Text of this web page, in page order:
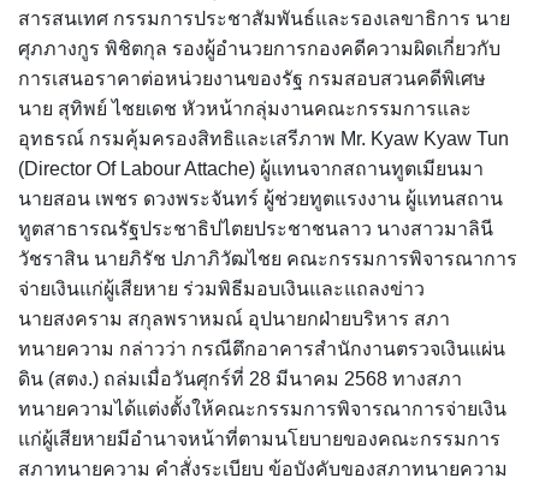
สารสนเทศ กรรมการประชาสัมพันธ์และรองเลขาธิการ นาย
ศุภภางกูร พิชิตกุล รองผู้อำนวยการกองคดีความผิดเกี่ยวกับ
การเสนอราคาต่อหน่วยงานของรัฐ กรมสอบสวนคดีพิเศษ
นาย สุทิพย์ ไชยเดช หัวหน้ากลุ่มงานคณะกรรมการและ
อุทธรณ์ กรมคุ้มครองสิทธิและเสรีภาพ Mr. Kyaw Kyaw Tun
(Director Of Labour Attache) ผู้แทนจากสถานทูตเมียนมา
นายสอน เพชร ดวงพระจันทร์ ผู้ช่วยทูตแรงงาน ผู้แทนสถาน
ทูตสาธารณรัฐประชาธิปไตยประชาชนลาว นางสาวมาลินี
วัชราสิน นายภิรัช ปภาภิวัฒไชย คณะกรรมการพิจารณาการ
จ่ายเงินแก่ผู้เสียหาย ร่วมพิธีมอบเงินและแถลงข่าว
นายสงคราม สกุลพราหมณ์ อุปนายกฝ่ายบริหาร สภา
ทนายความ กล่าวว่า กรณีตึกอาคารสำนักงานตรวจเงินแผ่น
ดิน (สตง.) ถล่มเมื่อวันศุกร์ที่ 28 มีนาคม 2568 ทางสภา
ทนายความได้แต่งตั้งให้คณะกรรมการพิจารณาการจ่ายเงิน
แก่ผู้เสียหายมีอำนาจหน้าที่ตามนโยบายของคณะกรรมการ
สภาทนายความ คำสั่งระเบียบ ข้อบังคับของสภาทนายความ